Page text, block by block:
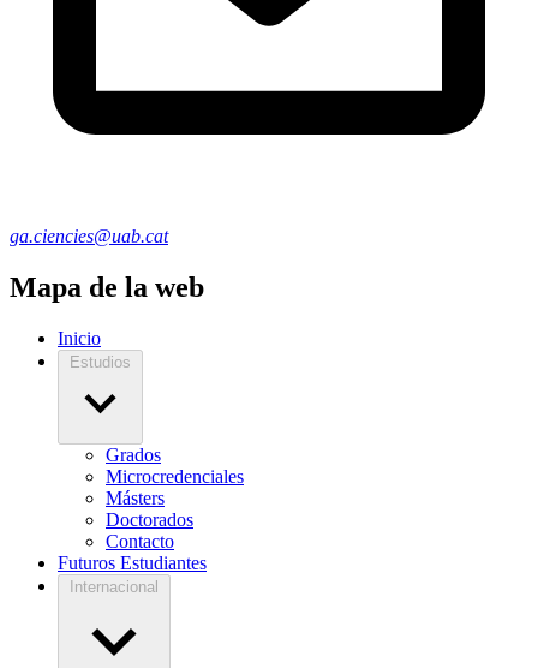
ga.ciencies@uab.cat
Mapa de la web
Inicio
Estudios
Grados
Microcredenciales
Másters
Doctorados
Contacto
Futuros Estudiantes
Internacional